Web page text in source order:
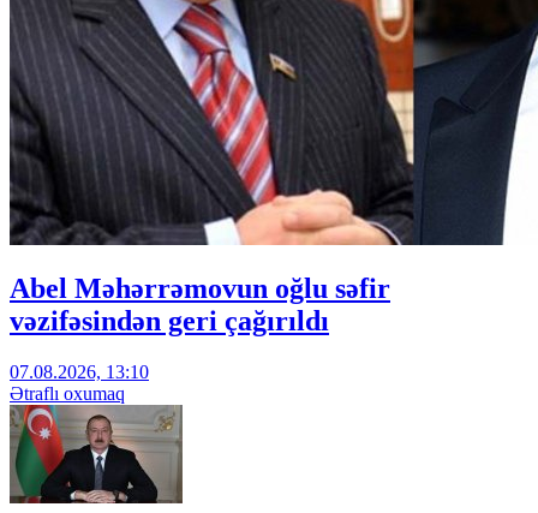
Abel Məhərrəmovun oğlu səfir
vəzifəsindən geri çağırıldı
07.08.2026, 13:10
Ətraflı oxumaq